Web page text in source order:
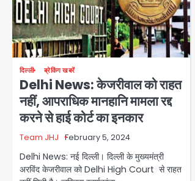
दिल्ली ब्रेकिंग खबरें
Delhi News: केजरीवाल को राहत
नहीं, आपराधिक मानहानि मामला रद्द
करने से हाई कोर्ट का इनकार
Team JHJ February 5, 2024
Delhi News: नई दिल्ली। दिल्ली के मुख्यमंत्री
अरविंद केजरीवाल को Delhi High Court से राहत